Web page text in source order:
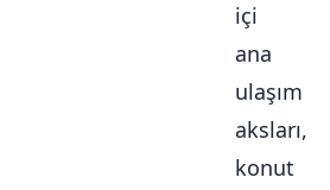
içi
ana
ulaşım
aksları,
konut